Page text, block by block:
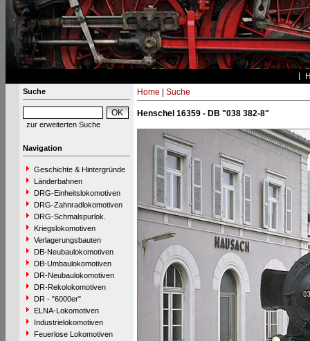
Suche
zur erweiterten Suche
Navigation
Geschichte & Hintergründe
Länderbahnen
DRG-Einheitslokomotiven
DRG-Zahnradlokomotiven
DRG-Schmalspurlok.
Kriegslokomotiven
Verlagerungsbauten
DB-Neubaulokomotiven
DB-Umbaulokomotiven
DR-Neubaulokomotiven
DR-Rekolokomotiven
DR - "6000er"
ELNA-Lokomotiven
Industrielokomotiven
Feuerlose Lokomotiven
Home Suche
Henschel 16359 - DB "038 382-8"